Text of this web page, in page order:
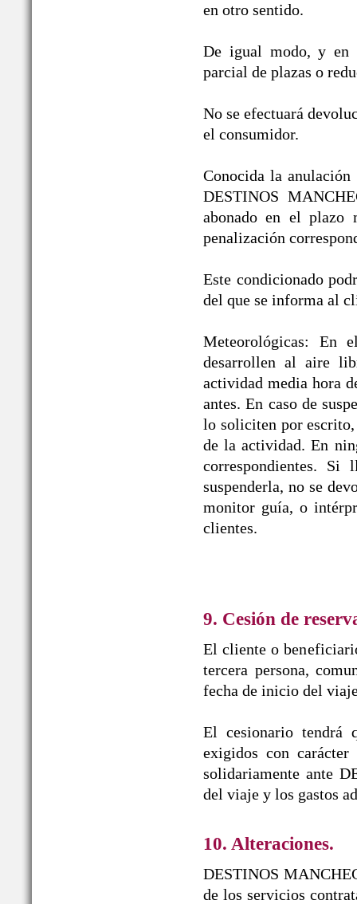
en otro sentido.
De igual modo, y en
parcial de plazas o
No se efectuará
el consumidor.
Conocida la
DESTINOS
abonado en el plazo
penalización
Este condicionado
del que se informa al
Meteorológicas: En
desarrollen al aire
actividad media hora
antes. En caso de
lo soliciten por
de la actividad. En
correspondientes. Si
suspenderla, no se
monitor guía, o
clientes.
9. Cesión de
El cliente o
tercera persona,
fecha de inicio del
El cesionario tendrá
exigidos con
solidariamente ante
del viaje y los gastos
10. Alteraciones.
DESTINOS
de los servicios